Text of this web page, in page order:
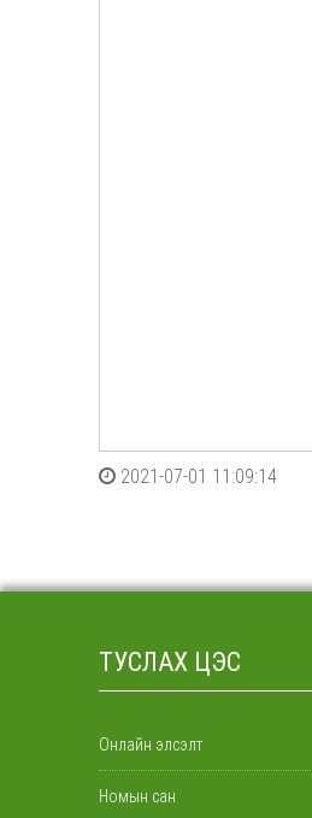
2021-07-01 11:09:14
ТУСЛАХ ЦЭС
Онлайн элсэлт
Номын сан